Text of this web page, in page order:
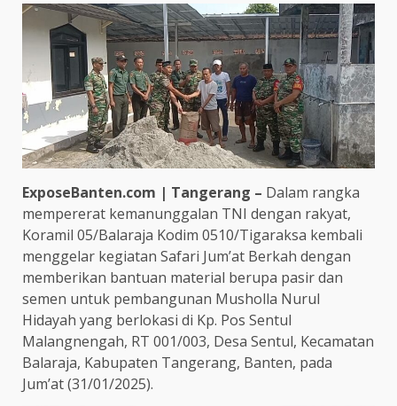
ExposeBanten.com | Tangerang – Dalam rangka
mempererat kemanunggalan TNI dengan rakyat,
Koramil 05/Balaraja Kodim 0510/Tigaraksa kembali
menggelar kegiatan Safari Jum’at Berkah dengan
memberikan bantuan material berupa pasir dan
semen untuk pembangunan Musholla Nurul
Hidayah yang berlokasi di Kp. Pos Sentul
Malangnengah, RT 001/003, Desa Sentul, Kecamatan
Balaraja, Kabupaten Tangerang, Banten, pada
Jum’at (31/01/2025).